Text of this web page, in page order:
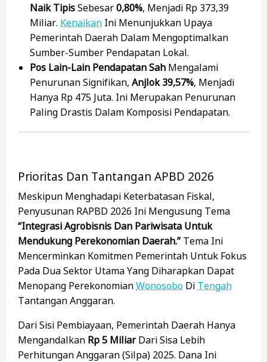
Naik TipisSebesar0,80%, Menjadi Rp 373,39
Miliar. Kenaikan Ini Menunjukkan Upaya
Pemerintah Daerah Dalam Mengoptimalkan
Sumber-Sumber Pendapatan Lokal.
Pos Lain-Lain Pendapatan Sah Mengalami
Penurunan Signifikan, Anjlok 39,57%, Menjadi
Hanya Rp 475 Juta. Ini Merupakan Penurunan
Paling Drastis Dalam Komposisi Pendapatan.
Prioritas Dan Tantangan APBD 2026
Meskipun Menghadapi Keterbatasan Fiskal,
Penyusunan RAPBD 2026 Ini Mengusung Tema
“Integrasi Agrobisnis Dan Pariwisata Untuk
Mendukung Perekonomian Daerah.” Tema Ini
Mencerminkan Komitmen Pemerintah Untuk Fokus
Pada Dua Sektor Utama Yang Diharapkan Dapat
Menopang PerekonomianWonosobo Di Tengah
Tantangan Anggaran.
Dari Sisi Pembiayaan, Pemerintah Daerah Hanya
Mengandalkan Rp 5 MiliarDari Sisa Lebih
Perhitungan Anggaran (Silpa) 2025. Dana Ini